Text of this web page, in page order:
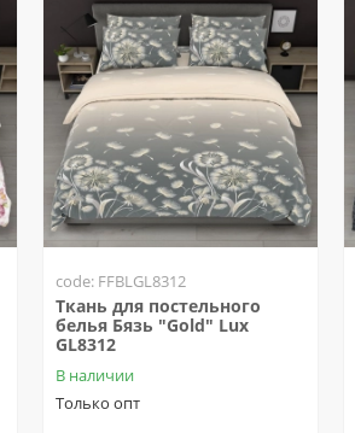
code: FFBLGL8312
Ткань для постельного
белья Бязь "Gold" Lux
GL8312
В наличии
Только опт